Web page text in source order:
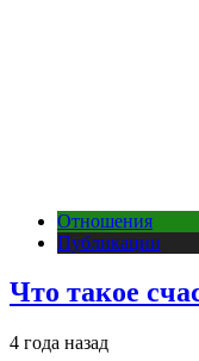
Отношения
Публикации
Что такое
4 года назад